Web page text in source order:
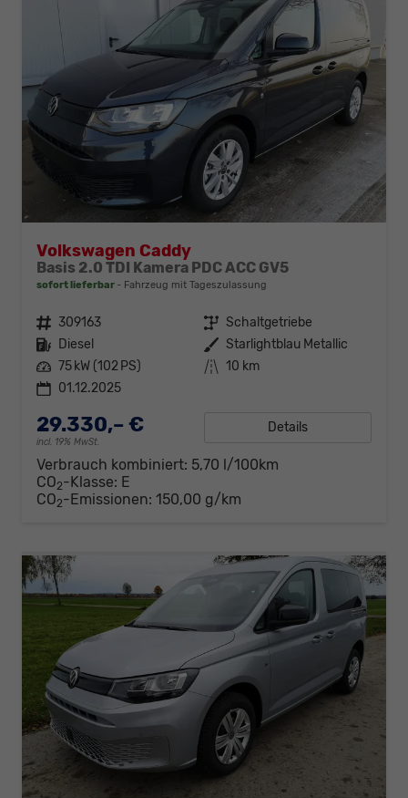
Volkswagen Caddy
Basis 2.0 TDI Kamera PDC ACC GV5
sofort lieferbar Fahrzeug mit Tageszulassung
Fahrzeugnr. 309163 Getriebe Schaltgetriebe
Kraftstoff Diesel Außenfarbe Starlightblau Metallic
Leistung 75 kW (102 PS) Kilometerstand 10 km
01.12.2025
29.330,– €
incl. 19% MwSt.
Details
Verbrauch kombiniert: 5,70 l/100km
CO2-Klasse: E
CO2-Emissionen: 150,00 g/km